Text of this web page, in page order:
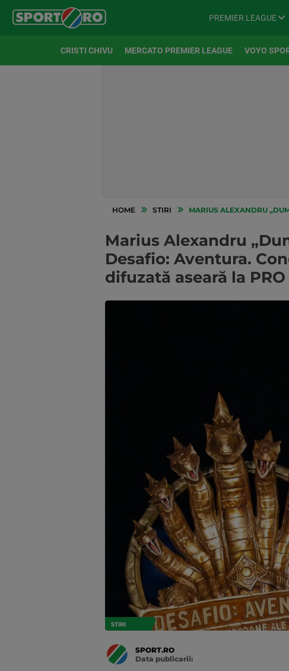
PREMIER LEAGUE
CRISTI CHIVU MERCATO PREMIER LEAGUE VOYO
HOME STIRI MARIUS ALEXANDRU „DUMBO” ESTE
Marius Alexandru
Desafio: Aventura.
difuzată aseară la PRO
STIRI
SPORT.RO
Data publicarii: